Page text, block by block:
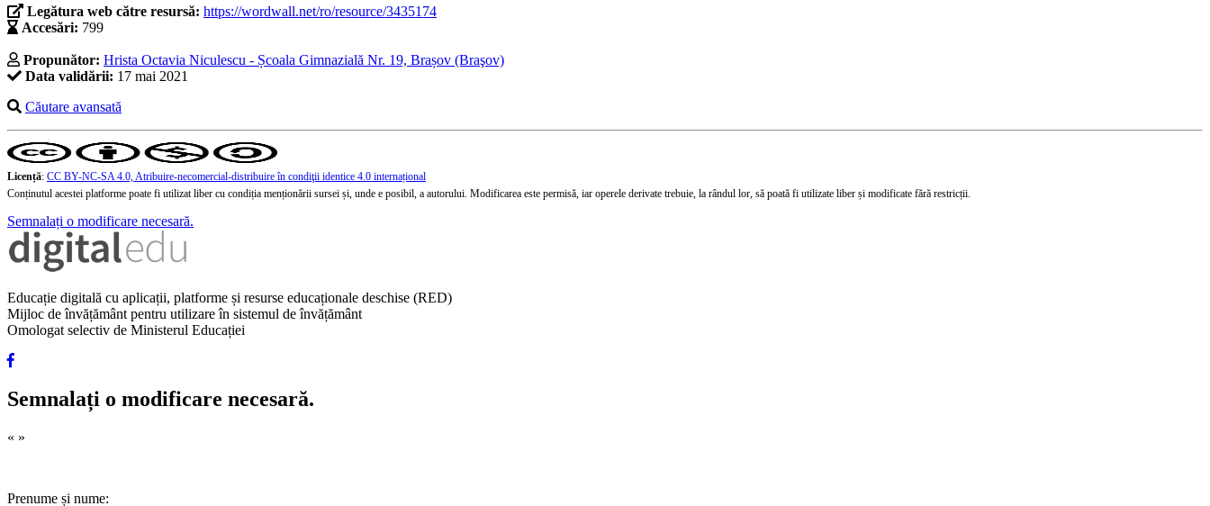
Legătura web către resursă: https://wordwall.net/ro/resource/3435174
Accesări: 799
Propunător: Hrista Octavia Niculescu - Școala Gimnazială Nr. 19, Brașov (Braşov)
Data validării: 17 mai 2021
Căutare avansată
Licență: CC BY-NC-SA 4.0, Atribuire-necomercial-distribuire în condiţii identice 4.0 internațional
Conținutul acestei platforme poate fi utilizat liber cu condiția menționării sursei și, unde e posibil, a autorului. Modificarea este permisă, iar operele derivate trebuie, la rândul lor, să poată fi utilizate liber și modificate fără restricții.
Semnalați o modificare necesară.
Educație digitală cu aplicații, platforme și resurse educaționale deschise (RED)
Mijloc de învățământ pentru utilizare în sistemul de învățământ
Omologat selectiv de Ministerul Educației
Semnalați o modificare necesară.
« »
Prenume și nume: